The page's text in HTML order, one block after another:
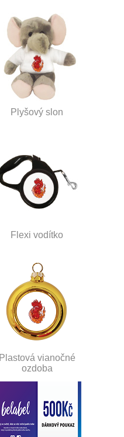
Plyšový slon
Flexi vodítko
Plastová vianočné
ozdoba